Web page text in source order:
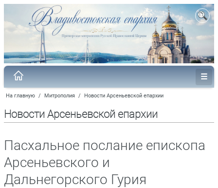
На главную / Митрополия / Новости Арсеньевской епархии
Новости Арсеньевской епархии
Пасхальное послание епископа
Арсеньевского и
Дальнегорского Гурия